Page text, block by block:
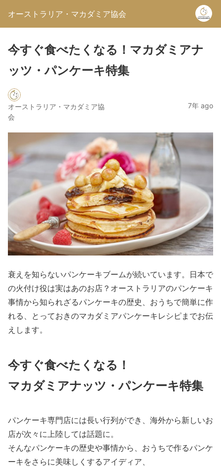
オーストラリア・マカダミア協会
今すぐ食べたくなる！マカダミアナ
ッツ・パンケーキ特集
オーストラリア・マカダミア協
会
7年 ago
衰えを知らないパンケーキブームが続いています。日本で
の火付け役は実はあのお店？オーストラリアのパンケーキ
事情から知られざるパンケーキの歴史、おうちで簡単に作
れる、とっておきのマカダミアパンケーキレシピまでお伝
えします。
今すぐ食べたくなる！
マカダミアナッツ・パンケーキ特集
パンケーキ専門店には長い行列ができ、海外から新しいお
店が次々に上陸しては話題に。
そんなパンケーキの歴史や事情から、おうちで作るパンケ
ーキをさらに美味しくするアイディア、